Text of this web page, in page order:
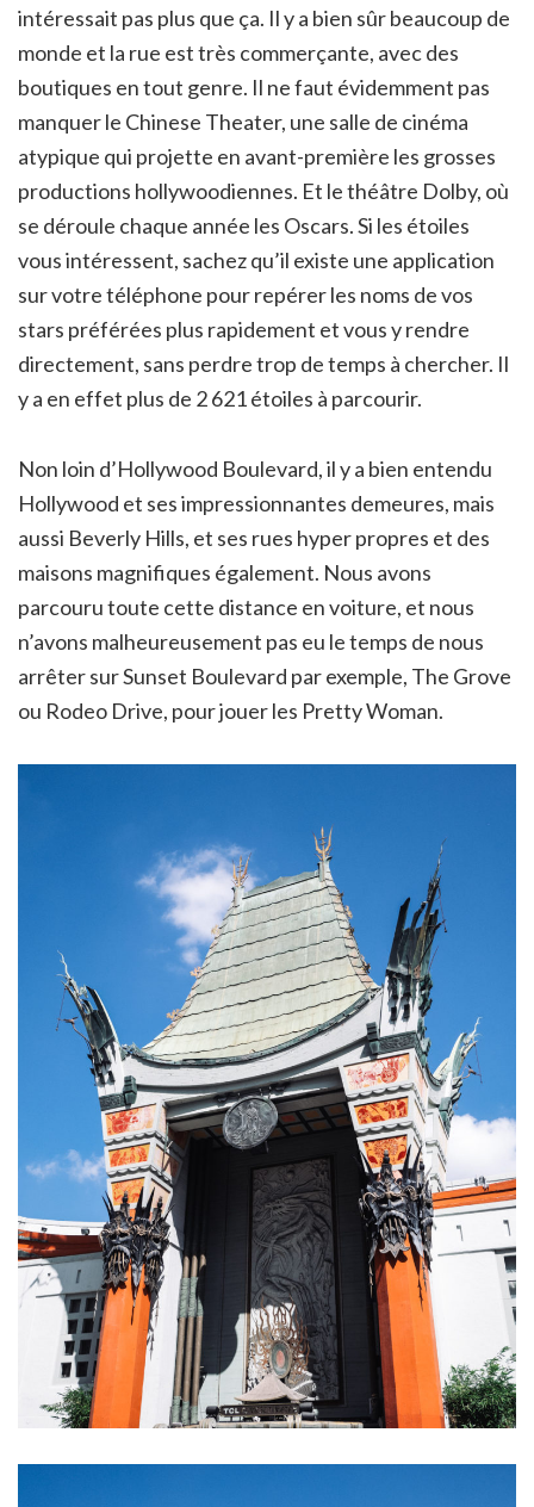
intéressait pas plus que ça. Il y a bien sûr beaucoup de
monde et la rue est très commerçante, avec des
boutiques en tout genre. Il ne faut évidemment pas
manquer le Chinese Theater, une salle de cinéma
atypique qui projette en avant-première les grosses
productions hollywoodiennes. Et le théâtre Dolby, où
se déroule chaque année les Oscars. Si les étoiles
vous intéressent, sachez qu’il existe une application
sur votre téléphone pour repérer les noms de vos
stars préférées plus rapidement et vous y rendre
directement, sans perdre trop de temps à chercher. Il
y a en effet plus de 2 621 étoiles à parcourir.
Non loin d’Hollywood Boulevard, il y a bien entendu
Hollywood et ses impressionnantes demeures, mais
aussi Beverly Hills, et ses rues hyper propres et des
maisons magnifiques également. Nous avons
parcouru toute cette distance en voiture, et nous
n’avons malheureusement pas eu le temps de nous
arrêter sur Sunset Boulevard par exemple, The Grove
ou Rodeo Drive, pour jouer les Pretty Woman.